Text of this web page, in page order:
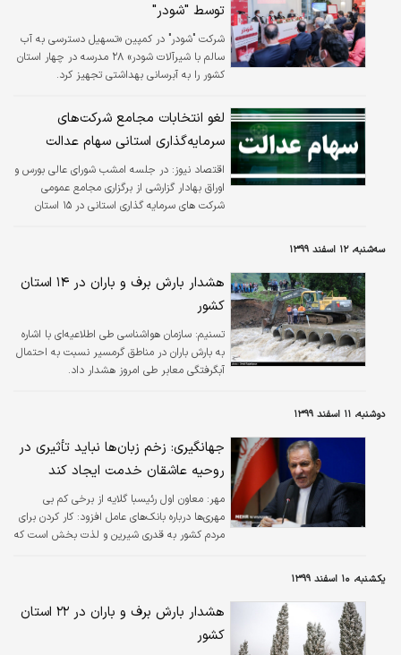
توسط "شودر"
شرکت "شودر" در کمپین «تسهیل دسترسی به آب
سالم با شیرآلات شودر» ۲۸ مدرسه در چهار استان
کشور را به آبرسانی بهداشتی تجهیز کرد.
لغو انتخابات مجامع شرکت‌های
سرمایه‌گذاری استانی سهام عدالت
اقتصاد نیوز: در جلسه امشب شورای عالی بورس و
اوراق بهادار گزارشی از برگزاری مجامع عمومی
شرکت های سرمایه گذاری استانی در ۱۵ استان
سه‌شنبه، ۱۲ اسفند ۱۳۹۹
هشدار بارش برف و باران در ۱۴ استان
کشور
تسنیم: سازمان هواشناسی طی اطلاعیه‌ای با اشاره
به بارش باران در مناطق گرمسیر نسبت به احتمال
آبگرفتگی معابر طی امروز هشدار داد.
دوشنبه، ۱۱ اسفند ۱۳۹۹
جهانگیری: زخم زبان‌ها نباید تأثیری در
روحیه عاشقان خدمت ایجاد کند
مهر: معاون اول رئیسبا گلایه از برخی کم بی
مهری‌ها درباره بانک‌های عامل افزود: کار کردن برای
مردم کشور به قدری شیرین و لذت بخش است که
یکشنبه، ۱۰ اسفند ۱۳۹۹
هشدار بارش برف و باران در ۲۲ استان
کشور